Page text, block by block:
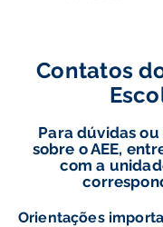
Contatos
Para dúvidas
sobre o AEE,
com a
Orientações